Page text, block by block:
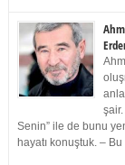
şair.
Senin” ile de bunu
hayatı konuştuk. –